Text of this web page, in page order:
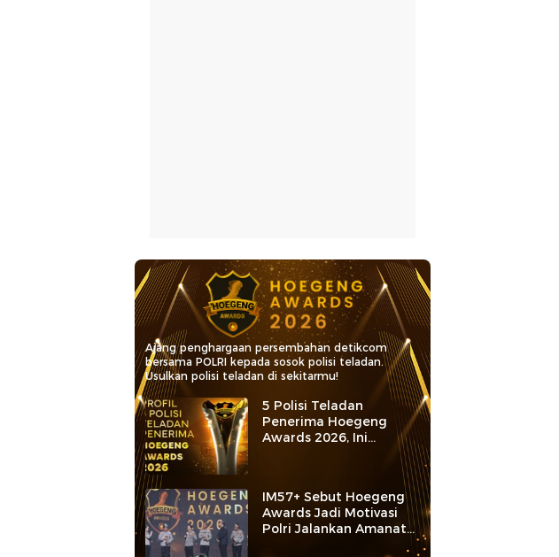
Ajang penghargaan persembahan detikcom
bersama POLRI kepada sosok polisi teladan.
Usulkan polisi teladan di sekitarmu!
5 Polisi Teladan
Penerima Hoegeng
Awards 2026, Ini
Kategori dan Kiprahnya
IM57+ Sebut Hoegeng
Awards Jadi Motivasi
Polri Jalankan Amanat